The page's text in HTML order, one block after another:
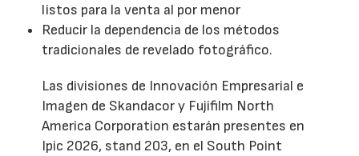
listos para la venta al por menor
Reducir la dependencia de los métodos
tradicionales de revelado fotográfico.
Las divisiones de Innovación Empresarial e
Imagen de Skandacor y Fujifilm North
America Corporation estarán presentes en
Ipic 2026, stand 203, en el South Point